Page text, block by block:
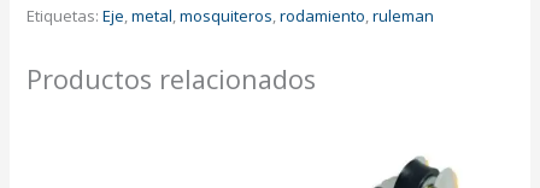
Etiquetas:Eje,metal,mosquiteros,rodamiento,ruleman
Productos relacionados